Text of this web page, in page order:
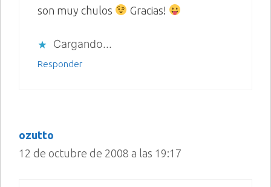
son muy chulos
Gracias!
Cargando...
Responder
ozutto
12 de octubre de 2008 a las 19:17